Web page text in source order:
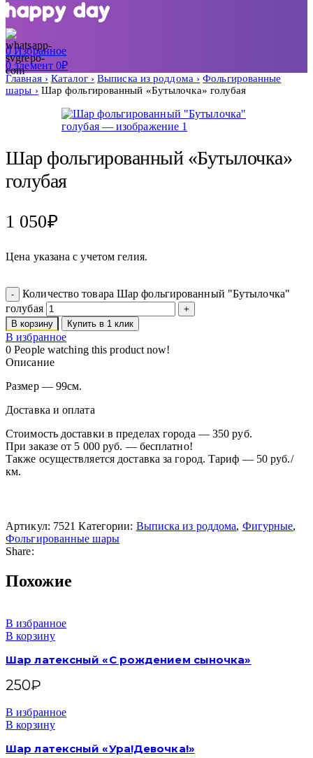
0Избранное
0элемент 0₽
Главная Каталог Выписка из роддома
Фольгированные
шары
Шар фольгированный «Бутылочка» голубая
Шар фольгированный «Бутылочка»
голубая
1 050₽
Цена указана с учетом гелия.
Количество товара Шар фольгированный "Бутылочка"
голубая
В корзину Купить в 1 клик
В избранное
0 People watching this product now!
Описание
Размер — 99см.
Доставка и оплата
Стоимость доставки в пределах города — 350 руб.
При заказе от 5 000 руб. — бесплатно!
Также осуществляется доставка за город. Тариф — 50 руб./
км.
Артикул: 7521Категории: Выписка из роддома, Фигурные,
Фольгированные шары
Share:
Похожие
В избранное
В корзину
Шар латексный «С рождением сыночка»
250₽
В избранное
В корзину
Шар латексный «Ура!Девочка!»